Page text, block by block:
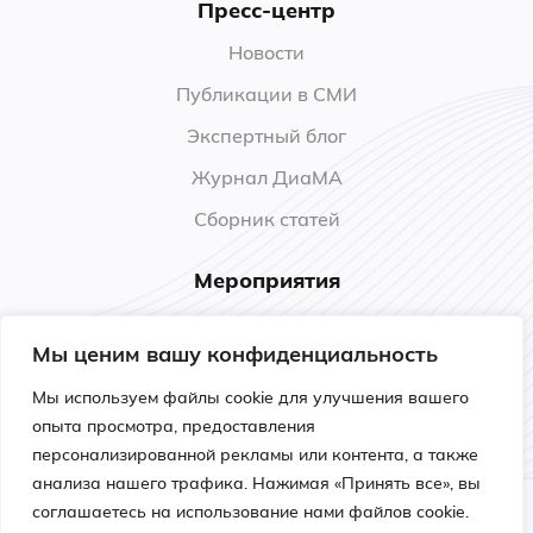
Мы ценим вашу конфиденциальность
Мы используем файлы cookie для улучшения вашего
опыта просмотра, предоставления
персонализированной рекламы или контента, а также
анализа нашего трафика. Нажимая «Принять все», вы
соглашаетесь на использование нами файлов cookie.
Пресс-центр
Новости
Публикации в СМИ
Экспертный блог
Журнал ДиаМА
Сборник статей
Мероприятия
Анонсы
Прошедшие мероприятия
Обучение
Политика конфиденциальности